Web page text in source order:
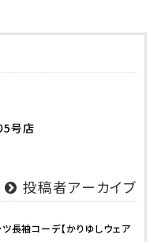
5号店
投稿者アーカイブ
長袖コーデ【かりゆしウェア